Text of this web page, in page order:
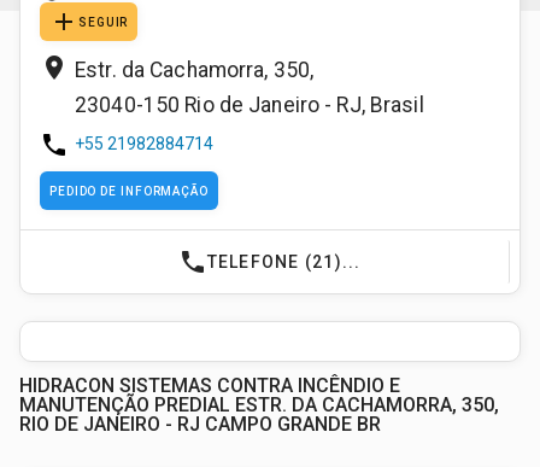
add SEGUIR
place Estr. da Cachamorra, 350,
23040-150 Rio de Janeiro - RJ, Brasil
phone +55 21982884714
PEDIDO DE INFORMAÇÃO
phoneTELEFONE (21)...
HIDRACON SISTEMAS CONTRA INCÊNDIO E
MANUTENÇÃO PREDIAL ESTR. DA CACHAMORRA, 350,
RIO DE JANEIRO - RJ CAMPO GRANDE BR